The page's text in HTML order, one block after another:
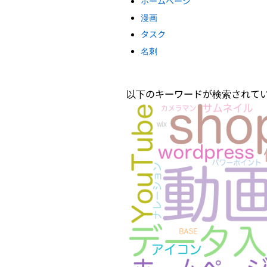
漫画
タスク
名刺
以下のキーワードが検索されて